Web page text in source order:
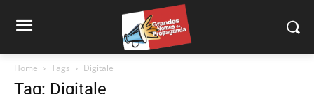
Home Tags Digitale
Tag: Digitale